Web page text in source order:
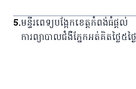
5.មន្ទីរពេទ្យ​បង្អែក​ខេត្ត​កំពង់ធំ​ផ្ដល់​
ការ​ព្យាបាល​ជំងឺ​ភ្នែក​អត់​គិត​ថ្លៃ​៥​ថ្ងៃ